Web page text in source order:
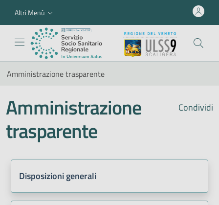
Altri Menù
Amministrazione trasparente
Condividi
Amministrazione
trasparente
Disposizioni generali